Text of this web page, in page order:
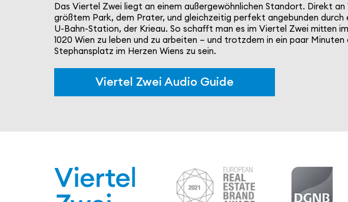
Das Viertel Zwei liegt an einem außer­ge­wöhn­li­chen Standort. Direkt an
größtem Park, dem Prater, und gleich­zeitig perfekt ange­bunden durch
U-Bahn-Station, der Krieau. So schafft man es im Viertel Zwei mitten
1020 Wien zu leben und zu arbeiten – und trotzdem in ein paar Minuten
Stephans­platz im Herzen Wiens zu sein.
Viertel Zwei Audio Guide